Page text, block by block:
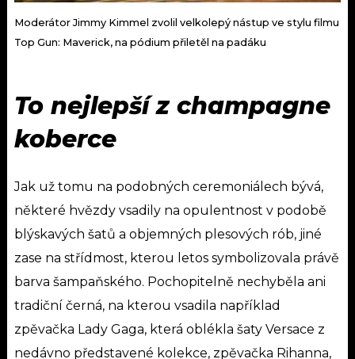
Moderátor Jimmy Kimmel zvolil velkolepý nástup ve stylu filmu
Top Gun: Maverick, na pódium přiletěl na padáku
To nejlepší z champagne
koberce
Jak už tomu na podobných ceremoniálech bývá,
některé hvězdy vsadily na opulentnost v podobě
blýskavých šatů a objemných plesových rób, jiné
zase na střídmost, kterou letos symbolizovala právě
barva šampaňského. Pochopitelně nechyběla ani
tradiční černá, na kterou vsadila například
zpěvačka Lady Gaga, která oblékla šaty Versace z
nedávno představené kolekce, zpěvačka Rihanna,